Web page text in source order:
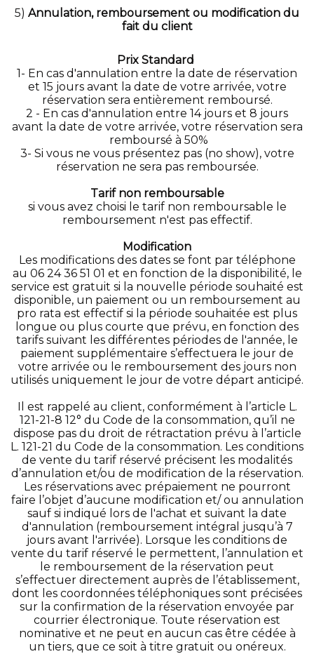
5) Annulation, remboursement ou modification du
fait du client
Prix Standard
1- En cas d'annulation entre la date de réservation
et 15 jours avant la date de votre arrivée, votre
réservation sera entièrement remboursé.
2 - En cas d'annulation entre 14 jours et 8 jours
avant la date de votre arrivée, votre réservation sera
remboursé à 50%
3- Si vous ne vous présentez pas (no show), votre
réservation ne sera pas remboursée.
Tarif non remboursable
si vous avez choisi le tarif non remboursable le
remboursement n'est pas effectif.
Modification
Les modifications des dates se font par téléphone
au 06 24 36 51 01 et en fonction de la disponibilité, le
service est gratuit si la nouvelle période souhaité est
disponible, un paiement ou un remboursement au
pro rata est effectif si la période souhaitée est plus
longue ou plus courte que prévu, en fonction des
tarifs suivant les différentes périodes de l'année, le
paiement supplémentaire s’effectuera le jour de
votre arrivée ou le remboursement des jours non
utilisés uniquement le jour de votre départ anticipé.
Il est rappelé au client, conformément à l’article L.
121-21-8 12° du Code de la consommation, qu’il ne
dispose pas du droit de rétractation prévu à l’article
L. 121-21 du Code de la consommation. Les conditions
de vente du tarif réservé précisent les modalités
d’annulation et/ou de modification de la réservation.
Les réservations avec prépaiement ne pourront
faire l’objet d’aucune modification et/ ou annulation
sauf si indiqué lors de l'achat et suivant la date
d'annulation (remboursement intégral jusqu’à 7
jours avant l'arrivée). Lorsque les conditions de
vente du tarif réservé le permettent, l’annulation et
le remboursement de la réservation peut
s’effectuer directement auprès de l’établissement,
dont les coordonnées téléphoniques sont précisées
sur la confirmation de la réservation envoyée par
courrier électronique. Toute réservation est
nominative et ne peut en aucun cas être cédée à
un tiers, que ce soit à titre gratuit ou onéreux.